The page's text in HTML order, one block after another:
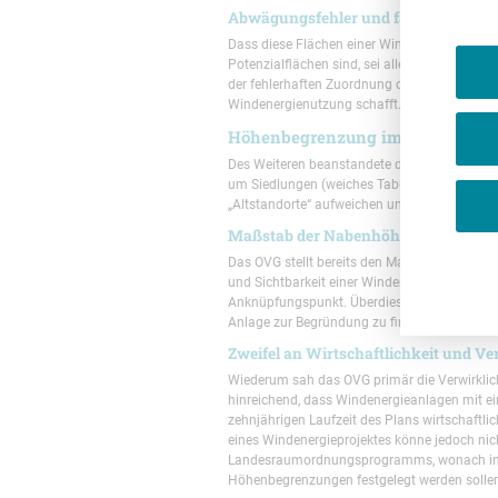
Abwägungsfehler und falscher
Dass diese Flächen einer
Potenzialflächen sind, sei allein schon ein
der fehlerhaften Zuordnung der Gebiete sei,
Windenergienutzung schafft.
Höhenbegrenzung im
Des Weiteren beanstandete das OVG die
um Siedlungen (weiches Tabukriterium).
„Altstandorte“ aufweichen und Anlagen in
Maßstab der Nabenhöhe ungeeignet
Das OVG stellt bereits den Maßstab für die
und Sichtbarkeit einer Windenergieanlage,
Anknüpfungspunkt. Überdies sei die
Anlage zur Begründung zu finden.
Zweifel an Wirtschaftlichkeit und
Wiederum sah das OVG primär die
hinreichend, dass Windenergieanlagen mit
zehnjährigen Laufzeit des Plans
eines Windenergieprojektes könne jedoch
Landesraumordnungsprogramms, wonach
Höhenbegrenzungen festgelegt werden